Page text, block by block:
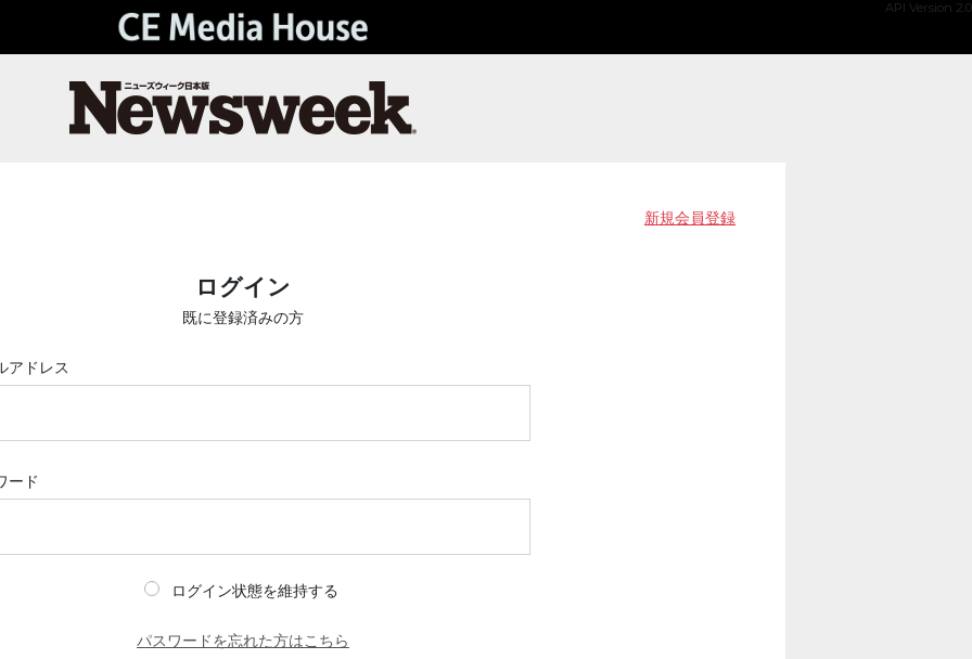
API Version 2.0
新規会員登録
ログイン
既に登録済みの方
アドレス
ード
ログイン状態を維持する
パスワードを忘れた方はこちら